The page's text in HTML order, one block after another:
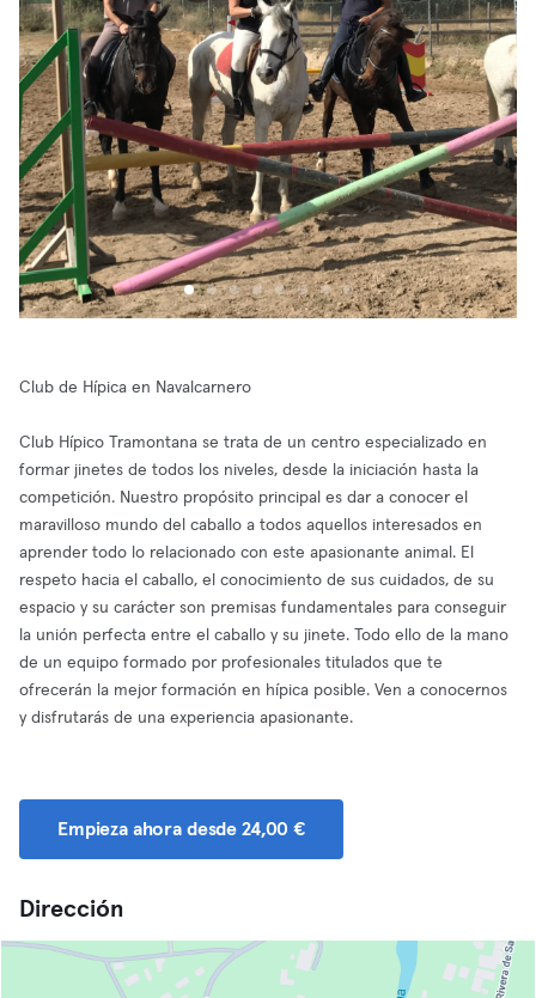
Club de Hípica en Navalcarnero
Club Hípico Tramontana se trata de un centro especializado en
formar jinetes de todos los niveles, desde la iniciación hasta la
competición. Nuestro propósito principal es dar a conocer el
maravilloso mundo del caballo a todos aquellos interesados en
aprender todo lo relacionado con este apasionante animal. El
respeto hacia el caballo, el conocimiento de sus cuidados, de su
espacio y su carácter son premisas fundamentales para conseguir
la unión perfecta entre el caballo y su jinete. Todo ello de la mano
de un equipo formado por profesionales titulados que te
ofrecerán la mejor formación en hípica posible. Ven a conocernos
y disfrutarás de una experiencia apasionante.
Empieza ahora desde 24,00 €
Dirección